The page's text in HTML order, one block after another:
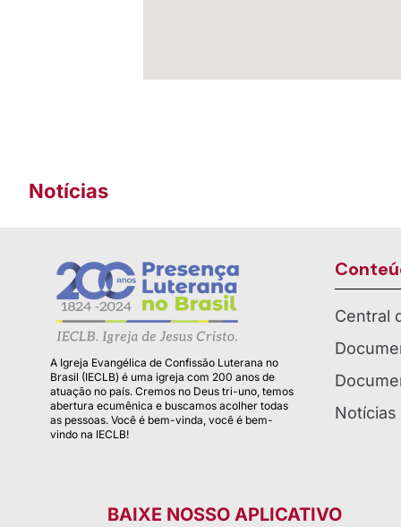
Notícias
A Igreja Evangélica de Confissão Luterana no
Brasil (IECLB) é uma igreja com 200 anos de
atuação no país. Cremos no Deus tri-uno, temos
abertura ecumênica e buscamos acolher todas
as pessoas. Você é bem-vinda, você é bem-
vindo na IECLB!
Central
Notícias
BAIXE NOSSO APLICATIVO